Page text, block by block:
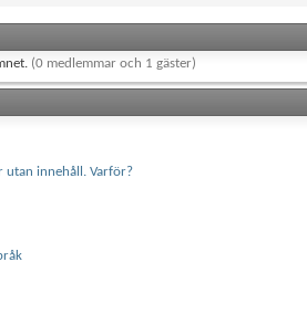
(0 medlemmar och 1 gäster)
utan innehåll. Varför?